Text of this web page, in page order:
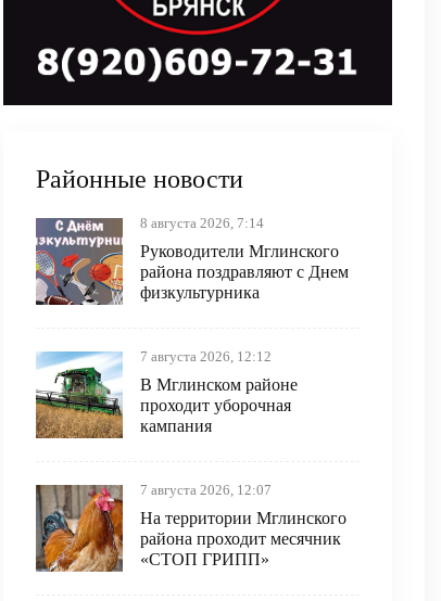
Районные новости
8 августа 2026, 7:14
Руководители Мглинского
района поздравляют с Днем
физкультурника
7 августа 2026, 12:12
В Мглинском районе
проходит уборочная
кампания
7 августа 2026, 12:07
На территории Мглинского
района проходит месячник
«СТОП ГРИПП»